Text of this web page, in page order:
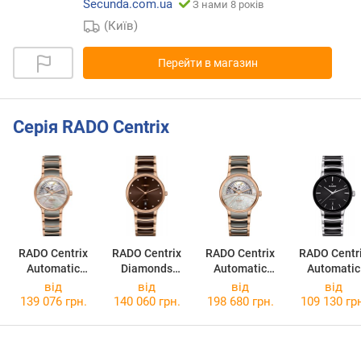
Secunda.com.ua
З нами 8 років
(Київ)
Перейти в магазин
Серія RADO Centrix
RADO Centrix
Automatic
Diamonds
Open Heart
RADO Centrix
Diamonds
R30023732
RADO Centrix
Automatic
Diamonds
Open Heart
RADO
Automatic
від
139 076 грн.
від
140 060 грн.
від
198 680 грн.
від
109 130